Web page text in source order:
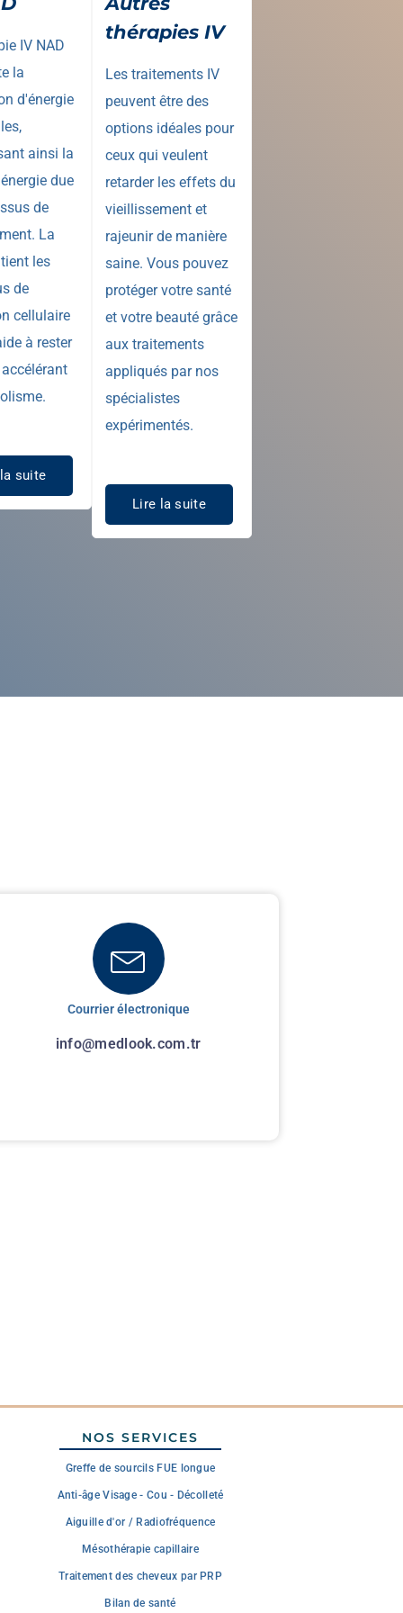
IV NAD
la
d'énergie
ainsi la
due
de
La
les
de
cellulaire
à rester
suite
thérapies IV
Les traitements IV
peuvent être des
options idéales pour
ceux qui veulent
retarder les effets du
vieillissement et
rajeunir de manière
saine. Vous pouvez
protéger votre santé
et votre beauté grâce
aux traitements
appliqués par nos
spécialistes
expérimentés.
Lire la suite
Courrier électronique
info@medlook.com.tr
NOS SERVICES
Greffe de sourcils FUE longue
Anti-âge Visage - Cou - Décolleté
Aiguille d'or / Radiofréquence
Mésothérapie capillaire
Traitement des cheveux par PRP
Bilan de santé